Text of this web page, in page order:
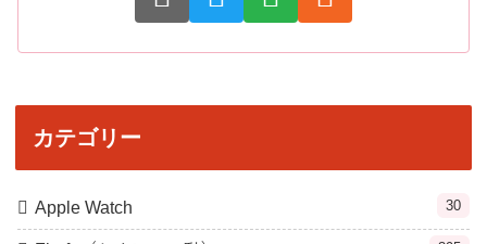
カテゴリー
Apple Watch 30